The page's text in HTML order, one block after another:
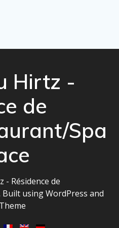
Hirtz -
de
Spa
Résidence de
using WordPress and